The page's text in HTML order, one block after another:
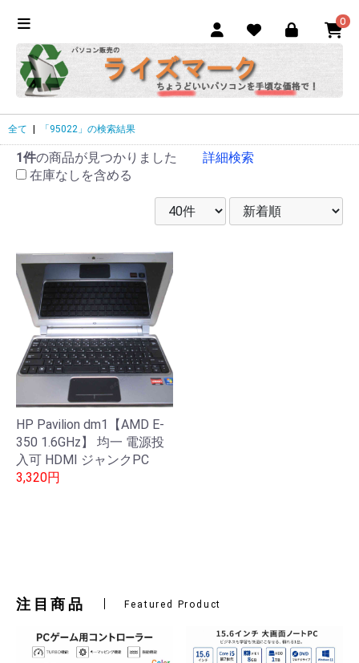
0
全て 「95022」の検索結果
1件の商品が見つかりました
詳細検索
在庫なしを含める
HP Pavilion dm1【AMD E-
350 1.6GHz】 均一 電源投
入可 HDMI ジャンクPC
3,320円
注目商品 Featured Product